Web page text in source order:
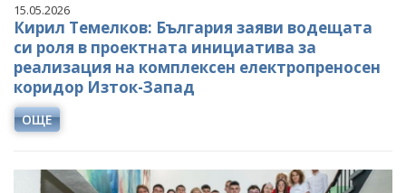
15.05.2026
Кирил Темелков: България заяви водещата
си роля в проектната инициатива за
реализация на комплексен електропреносен
коридор Изток-Запад
ОЩЕ